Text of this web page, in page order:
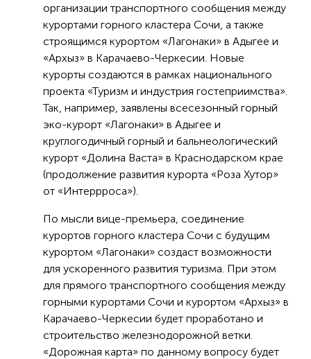
организации транспортного сообщения между
курортами горного кластера Сочи, а также
строящимся курортом «Лагонаки» в Адыгее и
«Архыз» в Карачаево-Черкесии. Новые
курорты создаются в рамках национального
проекта «Туризм и индустрия гостеприимства».
Так, например, заявлены всесезонный горный
эко-курорт «Лагонаки» в Адыгее и
круглогодичный горный и бальнеологический
курорт «Долина Васта» в Краснодарском крае
(продолжение развития курорта «Роза Хутор»
от «Интеррроса»).
По мысли вице-премьера, соединение
курортов горного кластера Сочи с будущим
курортом «Лагонаки» создаст возможности
для ускоренного развития туризма. При этом
для прямого транспортного сообщения между
горными курортами Сочи и курортом «Архыз» в
Карачаево-Черкесии будет проработано и
строительство железнодорожной ветки.
«Дорожная карта» по данному вопросу будет